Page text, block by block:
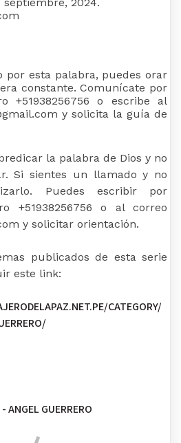
por esta palabra, puedes orar
constante. Comunícate por
+51938256756 o escribe al
y solicita la guía de
la palabra de Dios y no
Si sientes un llamado y no
Puedes escribir por
+51938256756 o al correo
y solicitar orientación.
publicados de esta serie
este link:
CATEGORY/
ANGEL GUERRERO